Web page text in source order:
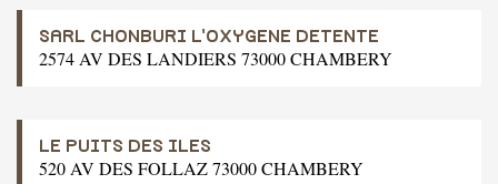
SARL CHONBURI L'OXYGENE DETENTE
2574 AV DES LANDIERS 73000 CHAMBERY
LE PUITS DES ILES
520 AV DES FOLLAZ 73000 CHAMBERY